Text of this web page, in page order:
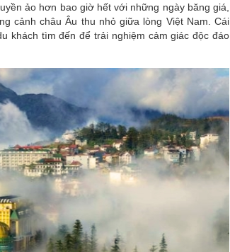
ảo hơn bao giờ hết với những ngày băng giá,
cảnh châu Âu thu nhỏ giữa lòng Việt Nam. Cái
khách tìm đến để trải nghiệm cảm giác độc đáo